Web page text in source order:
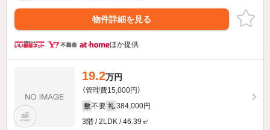
物件詳細を見る
ほか提供
19.2万円
（管理費15,000円）
敷 不要 礼 384,000円
3階 / 2LDK / 46.39㎡